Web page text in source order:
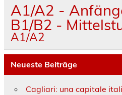
A1/A2 -
B1/B2 -
A1/A2
Neueste Beiträge
Cagliari: una capitale